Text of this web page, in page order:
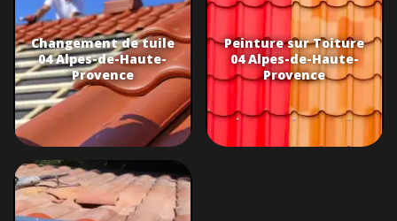
Changement de tuile
04 Alpes-de-Haute-
Provence
Peinture sur Toiture
04 Alpes-de-Haute-
Provence